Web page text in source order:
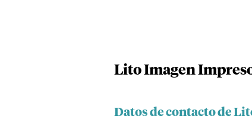
Lito Imagen
Datos de contacto de